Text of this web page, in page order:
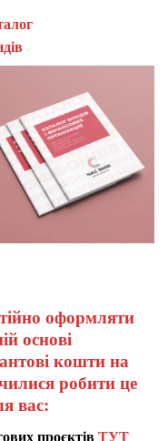
оформляти
основі
кошти на
робити це
вас:
проєктівТУТ